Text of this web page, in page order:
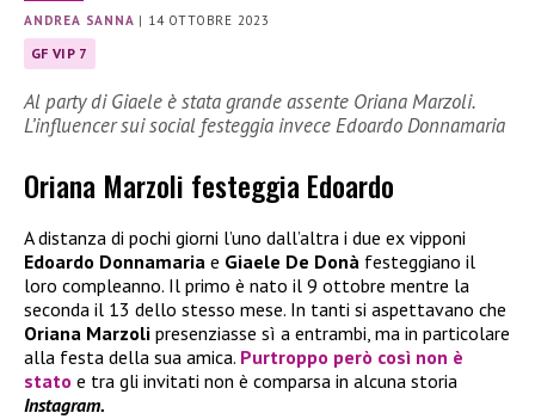
ANDREA SANNA | 14 OTTOBRE 2023
GF VIP 7
Al party di Giaele è stata grande assente Oriana Marzoli.
L’influencer sui social festeggia invece Edoardo Donnamaria
Oriana Marzoli festeggia Edoardo
A distanza di pochi giorni l’uno dall’altra i due ex vipponi
Edoardo Donnamaria e Giaele De Donà festeggiano il
loro compleanno. Il primo è nato il 9 ottobre mentre la
seconda il 13 dello stesso mese. In tanti si aspettavano che
Oriana Marzoli presenziasse sì a entrambi, ma in particolare
alla festa della sua amica. Purtroppo però così non è
stato e tra gli invitati non è comparsa in alcuna storia
Instagram.